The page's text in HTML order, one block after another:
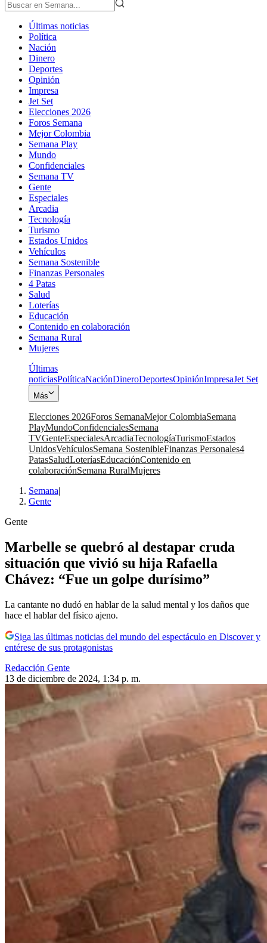
Últimas noticias
Política
Nación
Dinero
Deportes
Opinión
Impresa
Jet Set
Elecciones 2026
Foros Semana
Mejor Colombia
Semana Play
Mundo
Confidenciales
Semana TV
Gente
Especiales
Arcadia
Tecnología
Turismo
Estados Unidos
Vehículos
Semana Sostenible
Finanzas Personales
4 Patas
Salud
Loterías
Educación
Contenido en colaboración
Semana Rural
Mujeres
Últimas
noticiasPolíticaNaciónDineroDeportesOpiniónImpresaJet Set
Más
Elecciones 2026Foros SemanaMejor ColombiaSemana
PlayMundoConfidencialesSemana
TVGenteEspecialesArcadiaTecnologíaTurismoEstados
UnidosVehículosSemana SostenibleFinanzas Personales4
PatasSaludLoteríasEducaciónContenido en
colaboraciónSemana RuralMujeres
Semana|
Gente
Gente
Marbelle se quebró al destapar cruda
situación que vivió su hija Rafaella
Chávez: “Fue un golpe durísimo”
La cantante no dudó en hablar de la salud mental y los daños que
hace el hablar del físico ajeno.
Siga las últimas noticias del mundo del espectáculo en Discover y
entérese de sus protagonistas
Redacción Gente
13 de diciembre de 2024, 1:34 p. m.